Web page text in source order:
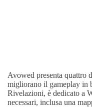
Avowed presenta quattro
migliorano il gameplay in
Rivelazioni, è dedicato a
necessari, inclusa una